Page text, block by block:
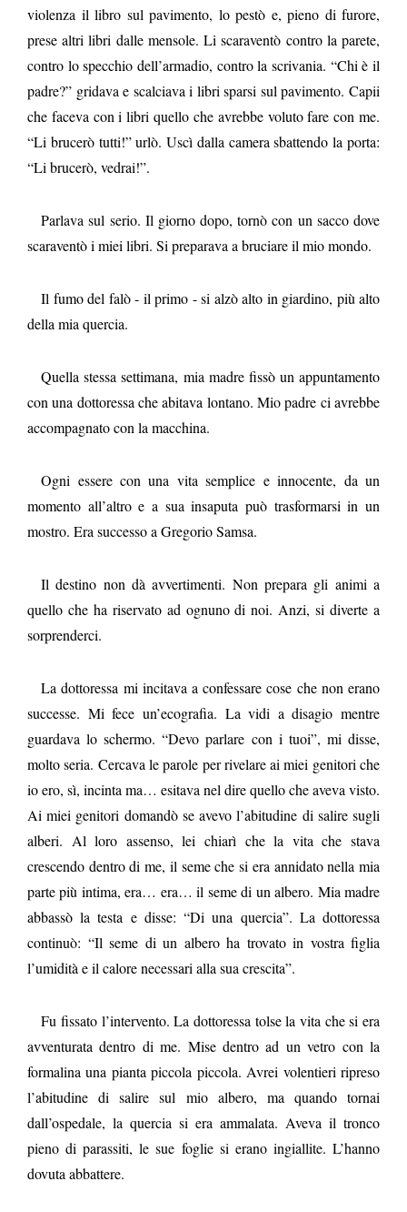
violenza il libro sul pavimento, lo pestò e, pieno di furore,
prese altri libri dalle mensole. Li scaraventò contro la parete,
contro lo specchio dell’armadio, contro la scrivania. “Chi è il
padre?” gridava e scalciava i libri sparsi sul pavimento. Capii
che faceva con i libri quello che avrebbe voluto fare con me.
“Li brucerò tutti!” urlò. Uscì dalla camera sbattendo la porta:
“Li brucerò, vedrai!”.
Parlava sul serio. Il giorno dopo, tornò con un sacco dove
scaraventò i miei libri. Si preparava a bruciare il mio mondo.
Il fumo del falò - il primo - si alzò alto in giardino, più alto
della mia quercia.
Quella stessa settimana, mia madre fissò un appuntamento
con una dottoressa che abitava lontano. Mio padre ci avrebbe
accompagnato con la macchina.
Ogni essere con una vita semplice e innocente, da un
momento all’altro e a sua insaputa può trasformarsi in un
mostro. Era successo a Gregorio Samsa.
Il destino non dà avvertimenti. Non prepara gli animi a
quello che ha riservato ad ognuno di noi. Anzi, si diverte a
sorprenderci.
La dottoressa mi incitava a confessare cose che non erano
successe. Mi fece un’ecografia. La vidi a disagio mentre
guardava lo schermo. “Devo parlare con i tuoi”, mi disse,
molto seria. Cercava le parole per rivelare ai miei genitori che
io ero, sì, incinta ma… esitava nel dire quello che aveva visto.
Ai miei genitori domandò se avevo l’abitudine di salire sugli
alberi. Al loro assenso, lei chiarì che la vita che stava
crescendo dentro di me, il seme che si era annidato nella mia
parte più intima, era… era… il seme di un albero. Mia madre
abbassò la testa e disse: “Di una quercia”. La dottoressa
continuò: “Il seme di un albero ha trovato in vostra figlia
l’umidità e il calore necessari alla sua crescita”.
Fu fissato l’intervento. La dottoressa tolse la vita che si era
avventurata dentro di me. Mise dentro ad un vetro con la
formalina una pianta piccola piccola. Avrei volentieri ripreso
l’abitudine di salire sul mio albero, ma quando tornai
dall’ospedale, la quercia si era ammalata. Aveva il tronco
pieno di parassiti, le sue foglie si erano ingiallite. L’hanno
dovuta abbattere.